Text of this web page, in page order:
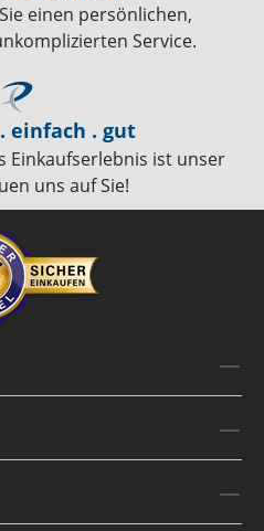
einen persönlichen,
Service.
einfach . gut
Einkaufserlebnis ist unser
uns auf Sie!